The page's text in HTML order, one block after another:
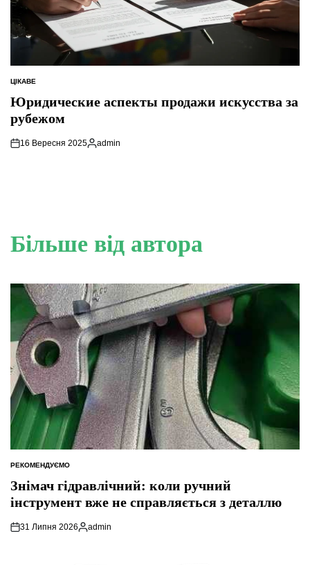
ОПУБЛІКУВАТИ
ЦІКАВЕ
Юридические аспекты продажи искусства за
рубежом
16 Вересня 2025
Опубліковано
admin
Більше від автора
ОПУБЛІКУВАТИ
РЕКОМЕНДУЄМО
Знімач гідравлічний: коли ручний
інструмент вже не справляється з деталлю
31 Липня 2026
Опубліковано
admin